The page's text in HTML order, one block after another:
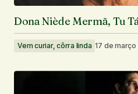
Dona Niède Mermã, Tu
Vem curiar, côrra linda 17 de março